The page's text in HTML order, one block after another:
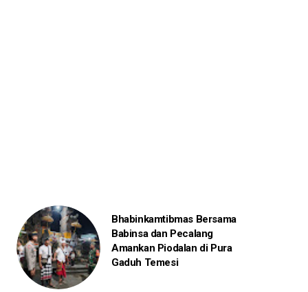
Bhabinkamtibmas Bersama
Babinsa dan Pecalang
Amankan Piodalan di Pura
Gaduh Temesi